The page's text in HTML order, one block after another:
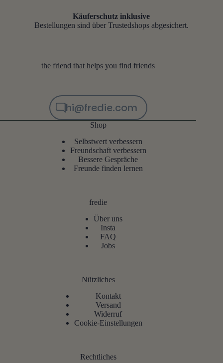
Käuferschutz inklusive
Bestellungen sind über Trustedshops abgesichert.
the friend that helps you find friends
hi@fredie.com
Shop
Selbstwert verbessern
Freundschaft verbessern
Bessere Gespräche
Freunde finden lernen
fredie
Über uns
Insta
FAQ
Jobs
Nützliches
Kontakt
Versand
Widerruf
Cookie-Einstellungen
Rechtliches